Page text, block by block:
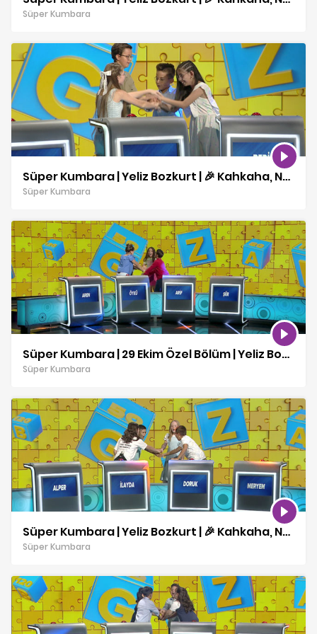
Süper Kumbara
Süper Kumbara | Yeliz Bozkurt | 🎉 Kahkaha, Neşe ve Sürprizler! | 30 10 2025
Süper Kumbara
Süper Kumbara | 29 Ekim Özel Bölüm | Yeliz Bozkurt ile Kahkaha, Neşe ve Sürprizler!
Süper Kumbara
Süper Kumbara | Yeliz Bozkurt | 🎉 Kahkaha, Neşe ve Sürprizler! | 28 10 2025
Süper Kumbara